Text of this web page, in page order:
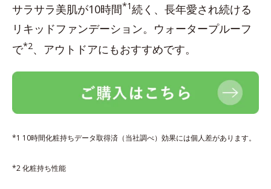
サラサラ美肌が10時間*1続く、長年愛され続ける
リキッドファンデーション。ウォータープルーフ
で*2、アウトドアにもおすすめです。
*1 10時間化粧持ちデータ取得済（当社調べ）効果には個人差があります。
*2 化粧持ち性能